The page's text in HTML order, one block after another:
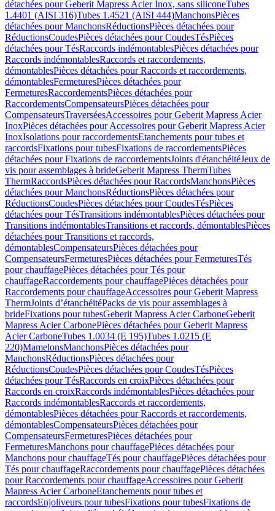
détachées pour Geberit Mapress Acier Inox, sans siliconeTubes
1.4401 (AISI 316)Tubes 1.4521 (AISI 444)ManchonsPièces
détachées pour ManchonsRéductionsPièces détachées pour
RéductionsCoudesPièces détachées pour CoudesTésPièces
détachées pour TésRaccords indémontablesPièces détachées pour
Raccords indémontablesRaccords et raccordements,
démontablesPièces détachées pour Raccords et raccordements,
démontablesFermeturesPièces détachées pour
FermeturesRaccordementsPièces détachées pour
RaccordementsCompensateursPièces détachées pour
CompensateursTraverséesAccessoires pour Geberit Mapress Acier
InoxPièces détachées pour Accessoires pour Geberit Mapress Acier
InoxIsolations pour raccordementsEtanchements pour tubes et
raccordsFixations pour tubesFixations de raccordementsPièces
détachées pour Fixations de raccordementsJoints d'étanchéitéJeux de
vis pour assemblages à brideGeberit Mapress ThermTubes
ThermRaccordsPièces détachées pour RaccordsManchonsPièces
détachées pour ManchonsRéductionsPièces détachées pour
RéductionsCoudesPièces détachées pour CoudesTésPièces
détachées pour TésTransitions indémontablesPièces détachées pour
Transitions indémontablesTransitions et raccords, démontablesPièces
détachées pour Transitions et raccords,
démontablesCompensateursPièces détachées pour
CompensateursFermeturesPièces détachées pour FermeturesTés
pour chauffagePièces détachées pour Tés pour
chauffageRaccordements pour chauffagePièces détachées pour
Raccordements pour chauffageAccessoires pour Geberit Mapress
ThermJoints d’étanchéitéPacks de vis pour assemblages à
brideFixations pour tubesGeberit Mapress Acier CarboneGeberit
Mapress Acier CarbonePièces détachées pour Geberit Mapress
Acier CarboneTubes 1.0034 (E 195)Tubes 1.0215 (E
220)MamelonsManchonsPièces détachées pour
ManchonsRéductionsPièces détachées pour
RéductionsCoudesPièces détachées pour CoudesTésPièces
détachées pour TésRaccords en croixPièces détachées pour
Raccords en croixRaccords indémontablesPièces détachées pour
Raccords indémontablesRaccords et raccordements,
démontablesPièces détachées pour Raccords et raccordements,
démontablesCompensateursPièces détachées pour
CompensateursFermeturesPièces détachées pour
FermeturesManchons pour chauffagePièces détachées pour
Manchons pour chauffageTés pour chauffagePièces détachées pour
Tés pour chauffageRaccordements pour chauffagePièces détachées
pour Raccordements pour chauffageAccessoires pour Geberit
Mapress Acier CarboneEtanchements pour tubes et
raccordsEnjoliveurs pour tubesFixations pour tubesFixations de